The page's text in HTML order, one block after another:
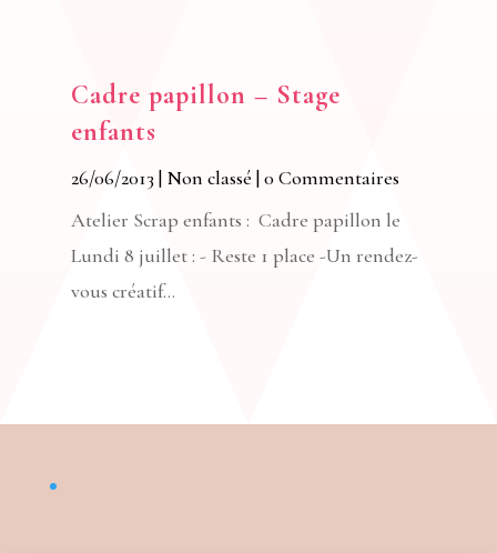
Cadre papillon – Stage
enfants
26/06/2013 | Non classé | 0 Commentaires
Atelier Scrap enfants : Cadre papillon le
Lundi 8 juillet : - Reste 1 place -Un rendez-
vous créatif...